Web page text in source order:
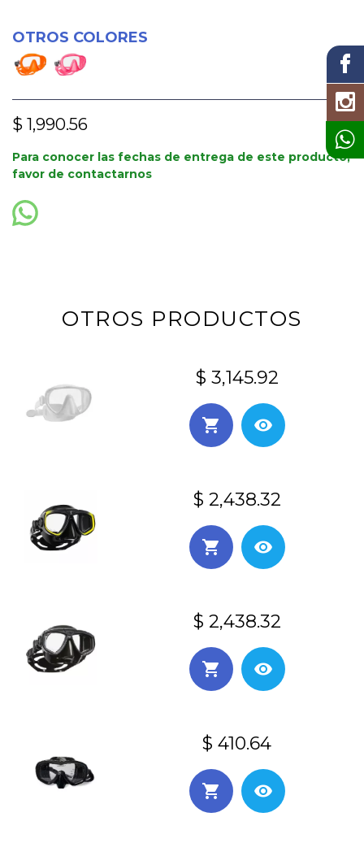
OTROS COLORES
$ 1,990.56
Para conocer las fechas de entrega de este producto,
favor de contactarnos
OTROS PRODUCTOS
$ 3,145.92
$ 2,438.32
$ 2,438.32
$ 410.64